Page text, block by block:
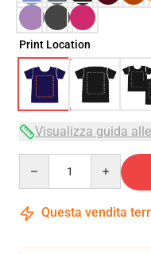
Print Location
Visualizza guida
Questa vendita